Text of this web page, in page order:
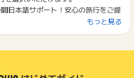
に直接お問い合わせをした場合、ポ
がございます。
。ポイントについて、広告主に直接
ださい。
、広告主側で対象外とみなし、「獲
ります。
買い物を利用されたことがある場合
ウンのポイント獲得の対象には含
ビスの都合もしくは会員様の都合で
ンセルされた場合、ポイントが無効
得ポイントや獲得条件、キャンペー
ます。
日本語サポート！安心の旅行をご提
もっと見る